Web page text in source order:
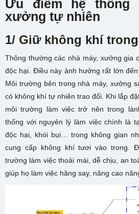
Ưu điểm hệ thống
xưởng tự nhiên
1/ Giữ không khí
Thông thường các nhà máy, xưởng gia
độc hại. Điều này ảnh hưởng rất lớn
Môi trường bên trong nhà máy, xưởng
có không khí tự nhiên trao đổi. Khi lắp
môi trường làm việc trở nên trong
thống với nguyên lý làm việc chính là
độc hại, khói bụi… trong không gian
cung cấp không khí tươi vào trong.
trường làm việc thoải mái, dễ chịu, an
giúp họ làm việc hăng say, nâng cao